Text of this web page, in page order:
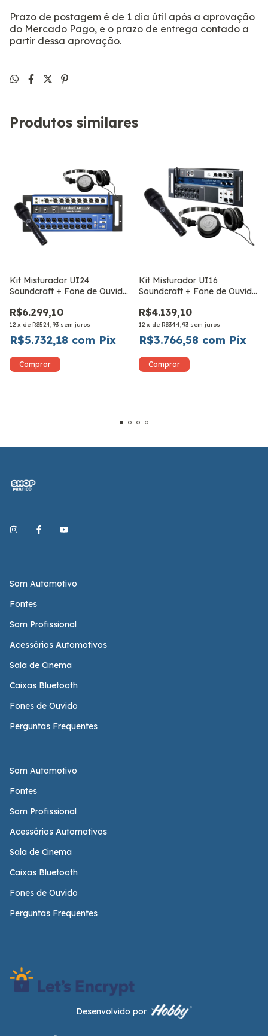
Prazo de postagem é de 1 dia útil após a aprovação
do Mercado Pago, e o prazo de entrega contado a
partir dessa aprovação.
Produtos similares
Kit Misturador UI24
Soundcraft + Fone de Ouvido
P3S
R$6.299,10
12 x de R$524,93 sem juros
R$5.732,18 com Pix
Kit Misturador UI16
Soundcraft + Fone de Ouvido
P3S
R$4.139,10
12 x de R$344,93 sem juros
R$3.766,58 com Pix
Som Automotivo
Fontes
Som Profissional
Acessórios Automotivos
Sala de Cinema
Caixas Bluetooth
Fones de Ouvido
Perguntas Frequentes
Som Automotivo
Fontes
Som Profissional
Acessórios Automotivos
Sala de Cinema
Caixas Bluetooth
Fones de Ouvido
Perguntas Frequentes
Desenvolvido por